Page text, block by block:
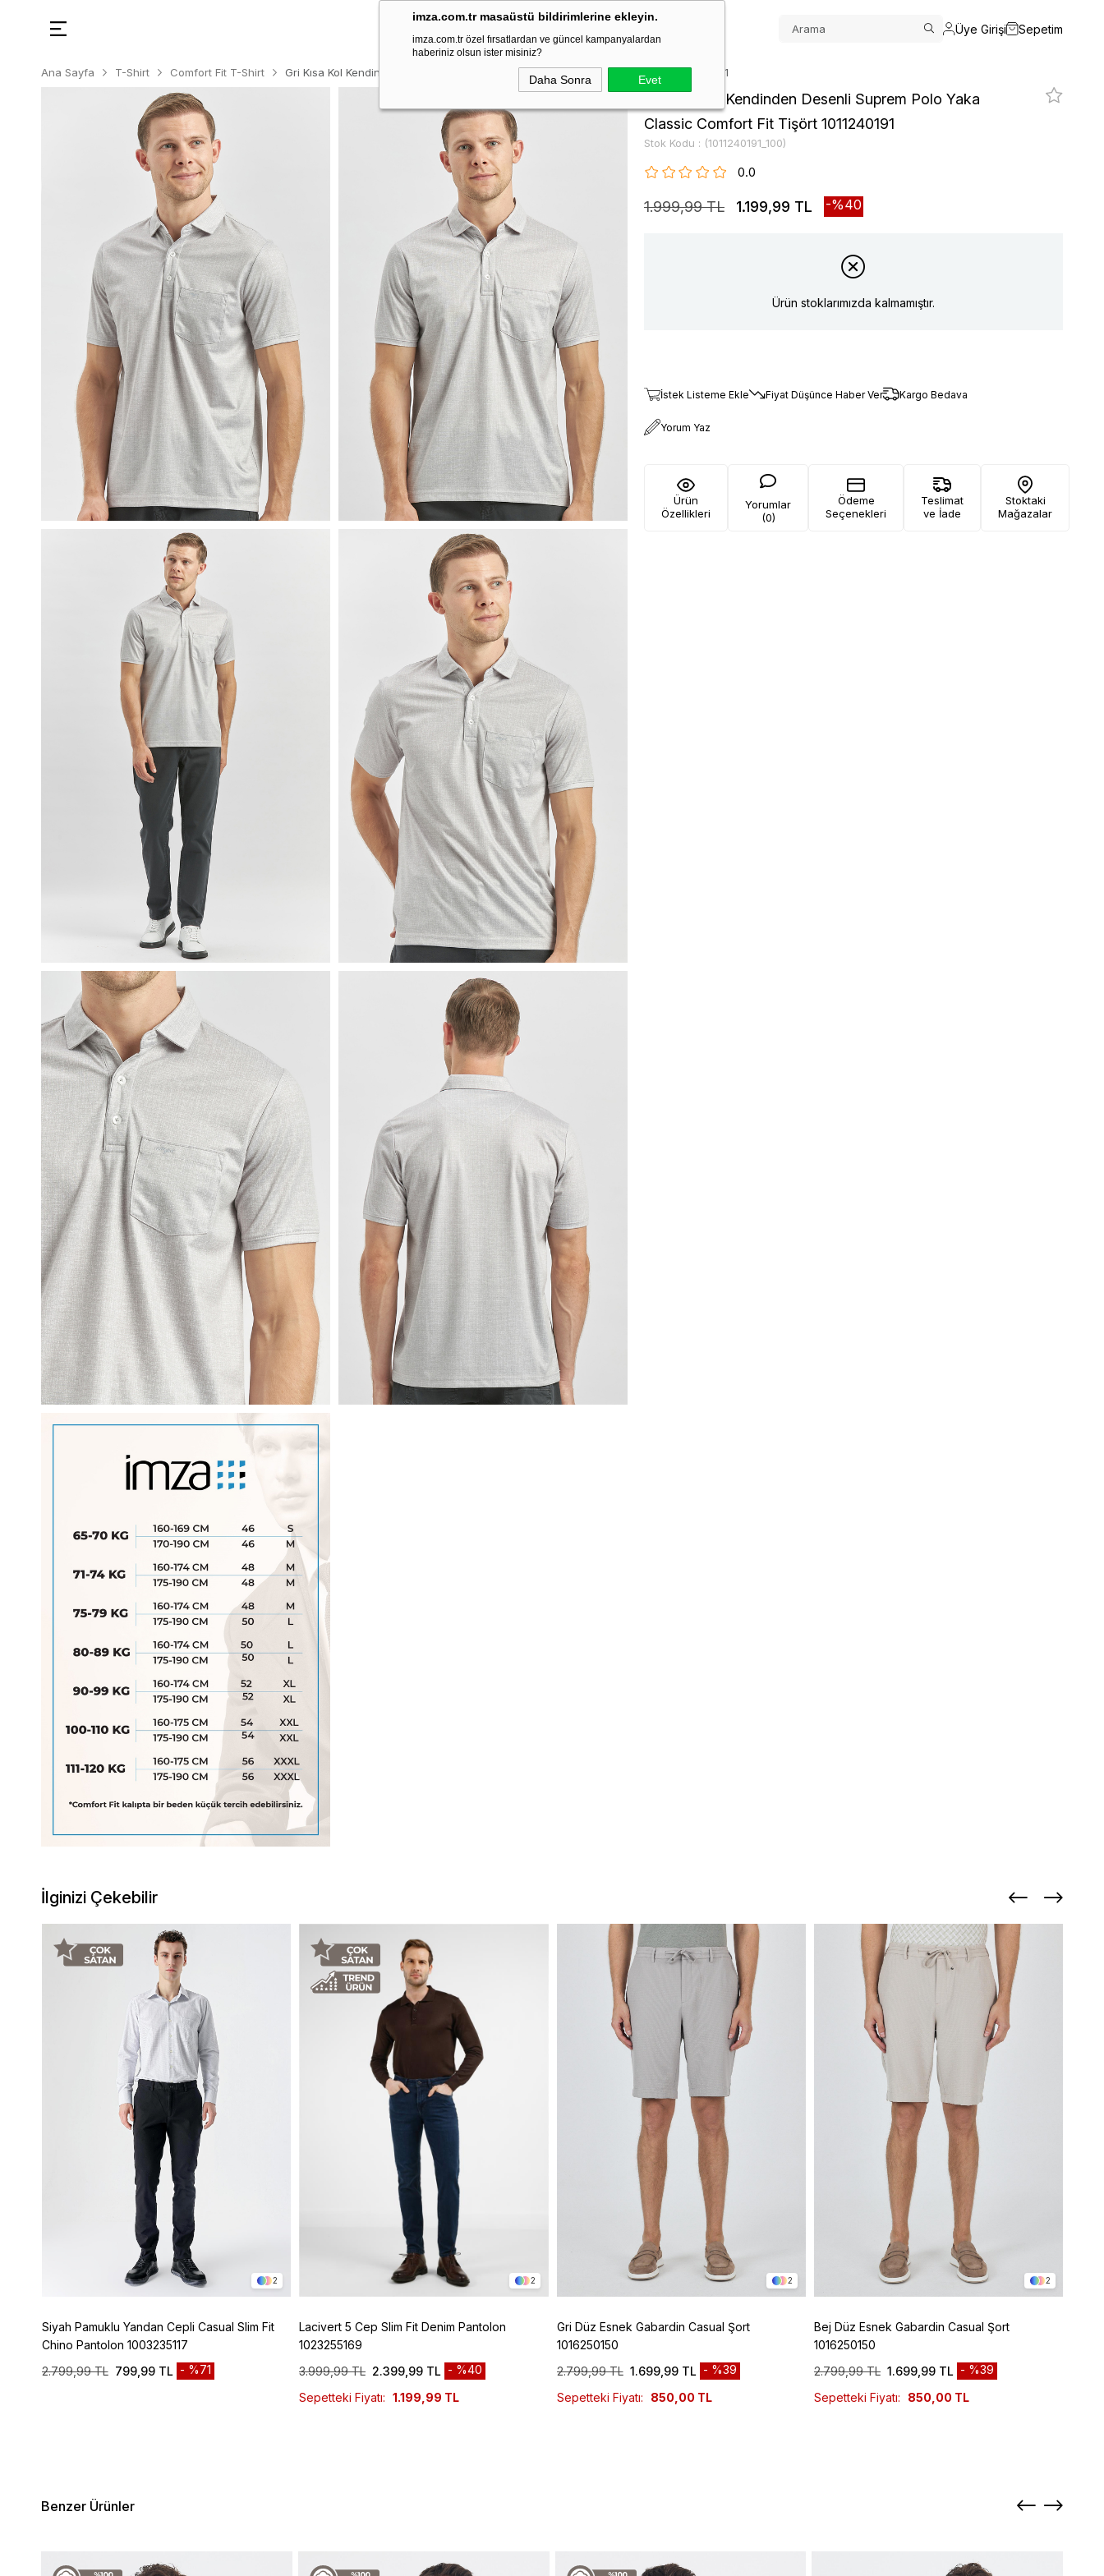
imza.com.tr masaüstü bildirimlerine ekleyin.
imza.com.tr özel fırsatlardan ve güncel kampanyalardan
haberiniz olsun ister misiniz?
Daha Sonra Evet
Üye Girişi Sepetim
Ana Sayfa T-Shirt Comfort Fit T-Shirt Gri Kısa Kol Kendinden Desenli Suprem Polo Yaka Classic Comfort Fit Tişört 1011240191
Gri Kısa Kol Kendinden Desenli Suprem Polo Yaka
Classic Comfort Fit Tişört 1011240191
Stok Kodu (1011240191_100)
0.0
1.999,99 TL 1.199,99 TL 40
Ürün stoklarımızda kalmamıştır.
İstek Listeme Ekle Fiyat Düşünce Haber Ver Kargo Bedava
Yorum Yaz
Ürün
Özellikleri
Yorumlar
(0)
Ödeme
Seçenekleri
Teslimat
ve İade
Stoktaki
Mağazalar
İlginizi Çekebilir
2
Siyah Pamuklu Yandan Cepli Casual Slim Fit
Chino Pantolon 1003235117
2.799,99 TL 799,99 TL %71
2
Lacivert 5 Cep Slim Fit Denim Pantolon
1023255169
3.999,99 TL 2.399,99 TL
%40
Sepetteki Fiyatı: 1.199,99 TL
2
Gri Düz Esnek Gabardin Casual Şort
1016250150
2.799,99 TL 1.699,99 TL
%39
Sepetteki Fiyatı:
850,00 TL
2
Bej Düz Esnek Gabardin Casual Şort
1016250150
2.799,99 TL 1.699,99 TL
%39
Sepetteki Fiyatı:
850,00 TL
Benzer Ürünler